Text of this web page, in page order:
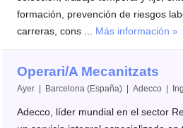
formación, prevención de riesgos
carreras, cons ... Más información »
Operari/A Mecanitzats
Ayer | Barcelona (España) | Adecco |
Adecco, líder mundial en el sector